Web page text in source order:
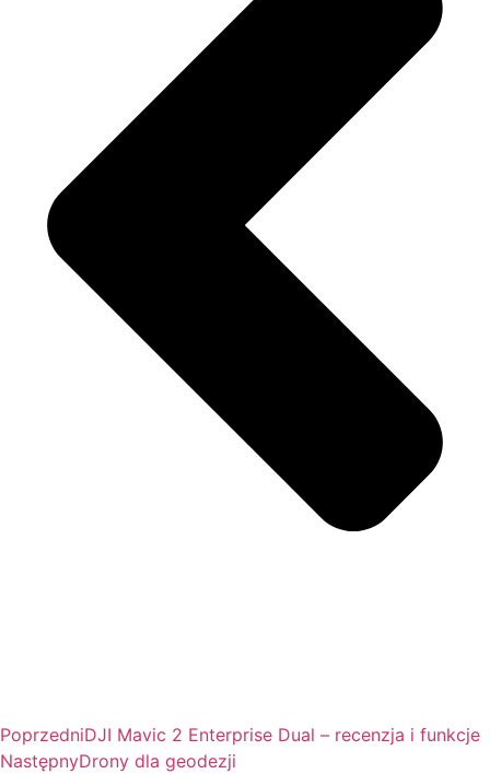
PoprzedniDJI Mavic 2 Enterprise Dual – recenzja i funkcje
NastępnyDrony dla geodezji